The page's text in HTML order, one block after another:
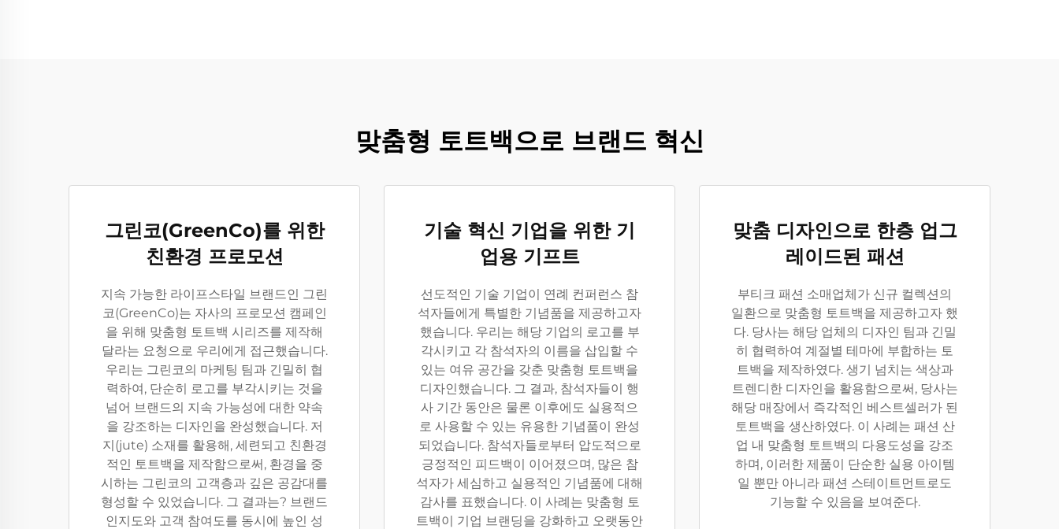
맞춤형 토트백으로 브랜드 혁신
그린코(GreenCo)를 위한
친환경 프로모션
지속 가능한 라이프스타일 브랜드인 그린
코(GreenCo)는 자사의 프로모션 캠페인
을 위해 맞춤형 토트백 시리즈를 제작해
달라는 요청으로 우리에게 접근했습니다.
우리는 그린코의 마케팅 팀과 긴밀히 협
력하여, 단순히 로고를 부각시키는 것을
넘어 브랜드의 지속 가능성에 대한 약속
을 강조하는 디자인을 완성했습니다. 저
지(jute) 소재를 활용해, 세련되고 친환경
적인 토트백을 제작함으로써, 환경을 중
시하는 그린코의 고객층과 깊은 공감대를
형성할 수 있었습니다. 그 결과는? 브랜드
인지도와 고객 참여도를 동시에 높인 성
기술 혁신 기업을 위한 기
업용 기프트
선도적인 기술 기업이 연례 컨퍼런스 참
석자들에게 특별한 기념품을 제공하고자
했습니다. 우리는 해당 기업의 로고를 부
각시키고 각 참석자의 이름을 삽입할 수
있는 여유 공간을 갖춘 맞춤형 토트백을
디자인했습니다. 그 결과, 참석자들이 행
사 기간 동안은 물론 이후에도 실용적으
로 사용할 수 있는 유용한 기념품이 완성
되었습니다. 참석자들로부터 압도적으로
긍정적인 피드백이 이어졌으며, 많은 참
석자가 세심하고 실용적인 기념품에 대해
감사를 표했습니다. 이 사례는 맞춤형 토
트백이 기업 브랜딩을 강화하고 오랫동안
맞춤 디자인으로 한층 업그
레이드된 패션
부티크 패션 소매업체가 신규 컬렉션의
일환으로 맞춤형 토트백을 제공하고자 했
다. 당사는 해당 업체의 디자인 팀과 긴밀
히 협력하여 계절별 테마에 부합하는 토
트백을 제작하였다. 생기 넘치는 색상과
트렌디한 디자인을 활용함으로써, 당사는
해당 매장에서 즉각적인 베스트셀러가 된
토트백을 생산하였다. 이 사례는 패션 산
업 내 맞춤형 토트백의 다용도성을 강조
하며, 이러한 제품이 단순한 실용 아이템
일 뿐만 아니라 패션 스테이트먼트로도
기능할 수 있음을 보여준다.